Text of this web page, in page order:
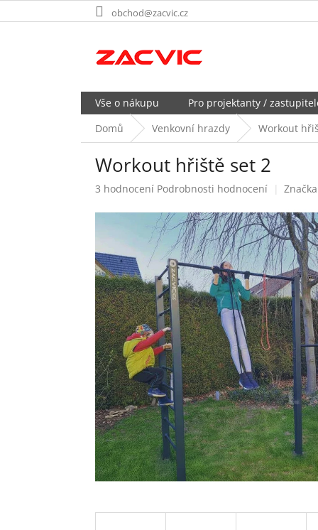
na
obchod@zacvic.cz
Vše o nákupu
Pro projektanty /
Domů
Venkovní hrazdy Workout
Workout hřiště set 2
Průměrné
produktu
z
5
hvězdiček.
3 hodnocení Podrobnosti hodnocení